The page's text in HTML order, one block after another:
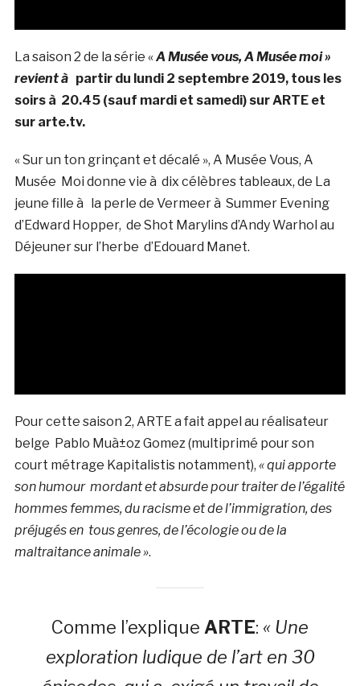
La saison 2 de la série «A Musée vous, A Musée moi »
revient à partir du lundi 2 septembre 2019, tous les
soirs à 20.45 (sauf mardi et samedi) sur ARTE et
sur arte.tv.
« Sur un ton grinçant et décalé », A Musée Vous, A
Musée Moi donne vie à dix célèbres tableaux, de La
jeune fille à la perle de Vermeer à Summer Evening
d’Edward Hopper, de Shot Marylins d’Andy Warhol au
Déjeuner sur l’herbe d’Edouard Manet.
Pour cette saison 2, ARTE a fait appel au réalisateur
belge Pablo Muà±oz Gomez (multiprimé pour son
court métrage Kapitalistis notamment), « qui apporte
son humour mordant et absurde pour traiter de l’égalité
hommes femmes, du racisme et de l’immigration, des
préjugés en tous genres, de l’écologie ou de la
maltraitance animale ».
Comme l’explique ARTE: « Une
exploration ludique de l’art en 30